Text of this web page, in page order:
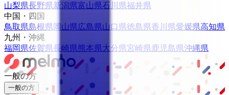
山梨県長野県新潟県富山県石川県福井県
中国・四国
鳥取県島根県 岡山県広島県山口県徳島県香川県愛媛県高知県
九州・沖縄
福岡県佐賀県長崎県熊本県大分県宮崎県 鹿児島県沖縄県
一般の方
一般の方